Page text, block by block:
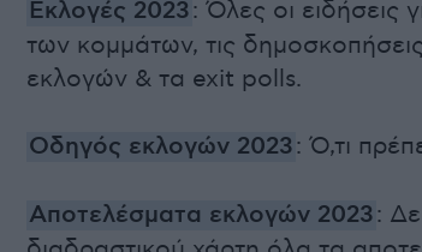
Εκλογές 2023: Όλες οι ειδήσεις
των κομμάτων, τις
εκλογών & τα exit polls.
Οδηγός εκλογών 2023: Ό,τι
Αποτελέσματα εκλογών 2023: